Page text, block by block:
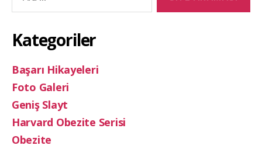
Kategoriler
Başarı Hikayeleri
Foto Galeri
Geniş Slayt
Harvard Obezite Serisi
Obezite